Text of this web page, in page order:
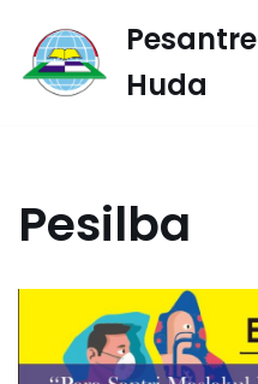
Lompat
Huda
Pesilba